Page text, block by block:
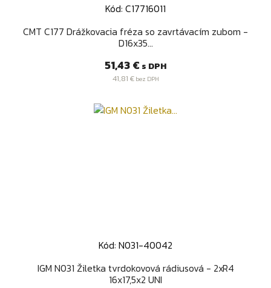
Kód: C17716011
CMT C177 Drážkovacia fréza so zavrtávacím zubom -
D16x35...
Cena
51,43 € s DPH
41,81 €bez DPH
Kód: N031-40042
IGM N031 Žiletka tvrdokovová rádiusová - 2xR4
16x17,5x2 UNI